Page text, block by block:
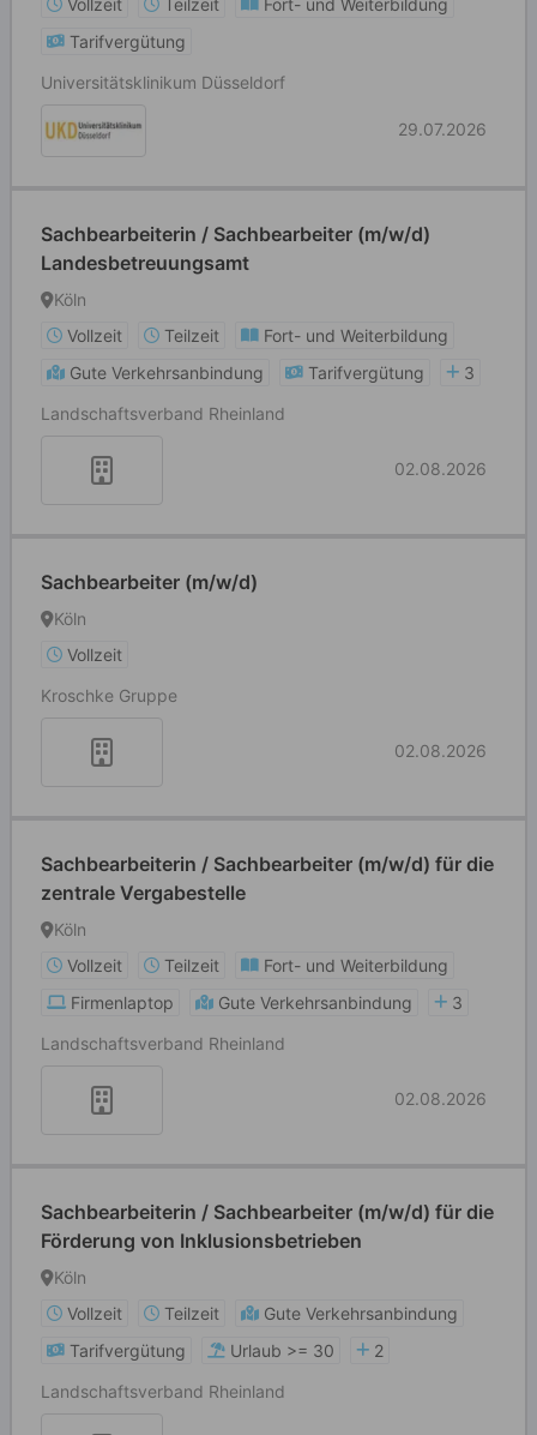
Vollzeit Teilzeit
Fort- und Weiterbildung
Tarifvergütung
Universitätsklinikum Düsseldorf
29.07.2026
Sachbearbeiterin / Sachbearbeiter (m/w/d)
Landesbetreuungsamt
Köln
Vollzeit
Teilzeit
Fort- und Weiterbildung
Gute Verkehrsanbindung
Tarifvergütung
3
Landschaftsverband Rheinland
02.08.2026
Sachbearbeiter (m/w/d)
Köln
Vollzeit
Kroschke Gruppe
02.08.2026
Sachbearbeiterin / Sachbearbeiter (m/w/d) für die
zentrale Vergabestelle
Köln
Vollzeit
Teilzeit
Fort- und Weiterbildung
Firmenlaptop
Gute Verkehrsanbindung
3
Landschaftsverband Rheinland
02.08.2026
Sachbearbeiterin / Sachbearbeiter (m/w/d) für die
Förderung von Inklusionsbetrieben
Köln
Vollzeit
Teilzeit
Gute Verkehrsanbindung
Tarifvergütung
Urlaub >= 30
2
Landschaftsverband Rheinland